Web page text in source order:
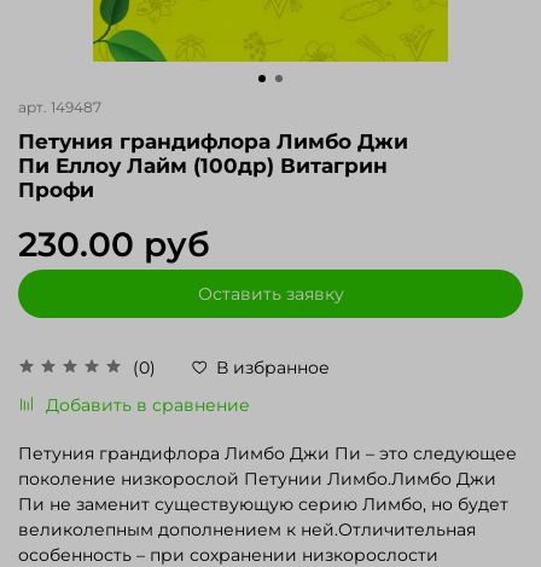
арт. 149487
Петуния грандифлора Лимбо Джи
Пи Еллоу Лайм (100др) Витагрин
Профи
(0)
В избранное
Добавить в сравнение
230.00 руб
Оставить заявку
Петуния грандифлора Лимбо Джи Пи – это следующее
поколение низкорослой Петунии Лимбо.Лимбо Джи
Пи не заменит существующую серию Лимбо, но будет
великолепным дополнением к ней.Отличительная
особенность – при сохранении низкорослости